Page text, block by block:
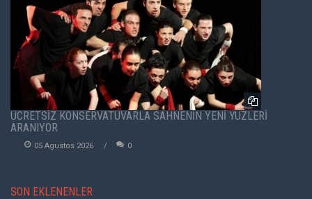
ÜCRETSİZ KONSERVATUVARLA SAHNENİN YENİ YÜZLERİ
ARANIYOR
05 Agustos 2026 0
SON EKLENENLER